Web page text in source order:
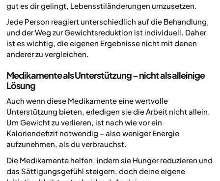
gut es dir gelingt, Lebensstiländerungen umzusetzen.
Jede Person reagiert unterschiedlich auf die Behandlung,
und der Weg zur Gewichtsreduktion ist individuell. Daher
ist es wichtig, die eigenen Ergebnisse nicht mit denen
anderer zu vergleichen.
Medikamente als Unterstützung – nicht als alleinige
Lösung
Auch wenn diese Medikamente eine wertvolle
Unterstützung bieten, erledigen sie die Arbeit nicht allein.
Um Gewicht zu verlieren, ist nach wie vor ein
Kaloriendefizit notwendig – also weniger Energie
aufzunehmen, als du verbrauchst.
Die Medikamente helfen, indem sie Hunger reduzieren und
das Sättigungsgefühl steigern, doch deine eigene